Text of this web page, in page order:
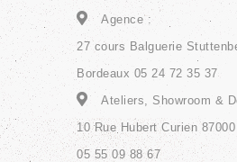
Agence :
27 cours Balguerie
Bordeaux 05 24 72 35 37
Ateliers, Showroom &
10 Rue Hubert Curien
05 55 09 88 67